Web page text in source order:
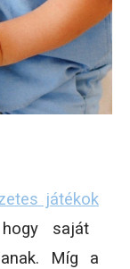
játékok
saját
Míg a